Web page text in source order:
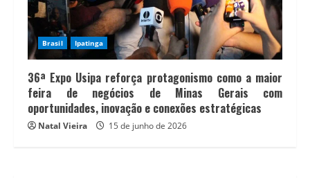
Brasil Ipatinga
36ª Expo Usipa reforça protagonismo como a maior
feira de negócios de Minas Gerais com
oportunidades, inovação e conexões estratégicas
Natal Vieira 15 de junho de 2026